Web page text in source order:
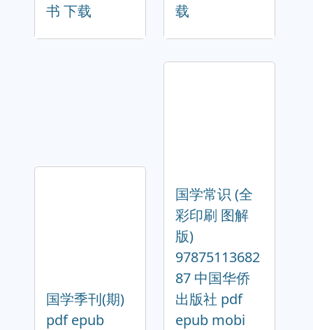
书 下载
载
国学季刊(期)
pdf epub
国学常识 (全
彩印刷 图解
版)
97875113682
87 中国华侨
出版社 pdf
epub mobi